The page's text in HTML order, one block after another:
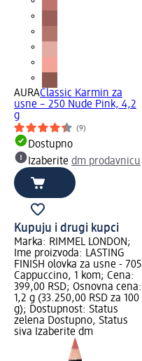
AURAClassic Karmin za
usne – 250 Nude Pink, 4,2
g
(9)
Dostupno
Izaberite dm prodavnicu
Kupuju i drugi kupci
Marka: RIMMEL LONDON;
Ime proizvoda: LASTING
FINISH olovka za usne - 705
Cappuccino, 1 kom; Cena:
399,00 RSD; Osnovna cena:
1,2 g (33.250,00 RSD za 100
g); Dostupnost: Status
zelena Dostupno, Status
siva Izaberite dm